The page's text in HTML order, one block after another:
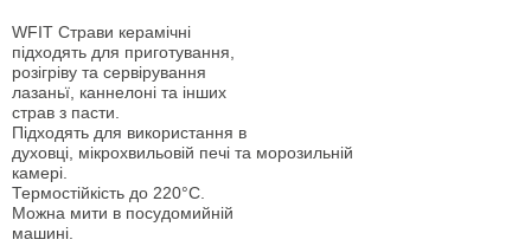
WFIT Страви керамічні
підходять для приготування,
розігріву та сервірування
лазаньї, каннелоні та інших
страв з пасти.
Підходять для використання в
духовці, мікрохвильовій печі та морозильній
камері.
Термостійкість до 220°C.
Можна мити в посудомийній
машині.